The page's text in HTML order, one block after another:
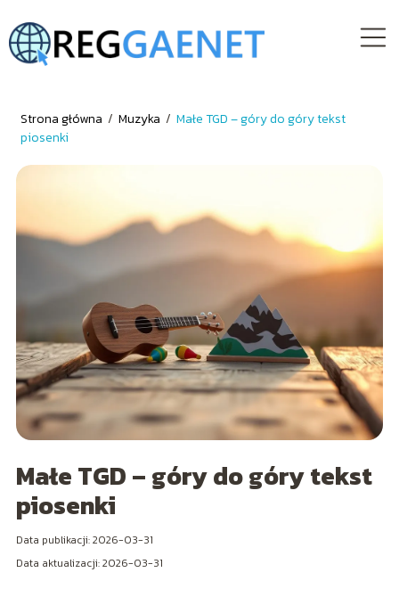
Strona główna / Muzyka / Małe TGD – góry do góry tekst
piosenki
Małe TGD – góry do góry tekst
piosenki
Data publikacji: 2026-03-31
Data aktualizacji: 2026-03-31